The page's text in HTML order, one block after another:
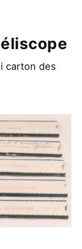
carton des